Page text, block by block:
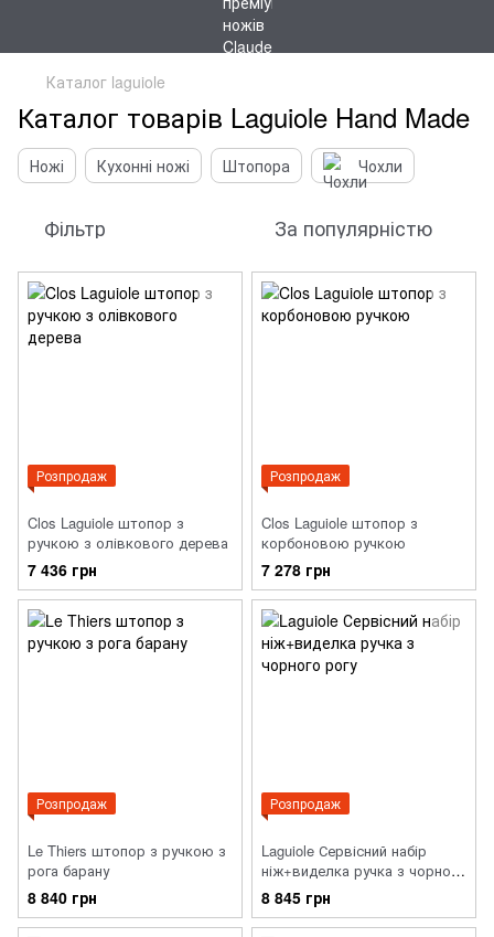
Каталог laguiole
Каталог товарів Laguiole Hand Made
Ножі Кухонні ножі Штопора Чохли
Фільтр За популярністю
Розпродаж
Clos Laguiole штопор з
ручкою з олівкового дерева
7 436 грн
Розпродаж
Clos Laguiole штопор з
корбоновою ручкою
7 278 грн
Розпродаж
Le Thiers штопор з ручкою з
рога барану
8 840 грн
Розпродаж
Laguiole Сервісний набір
ніж+виделка ручка з чорного
рогу
8 845 грн